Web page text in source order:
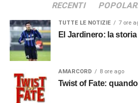
RECENTI
TUTTE LE NOTIZIE 7 ore
El Jardinero: la
AMARCORD 8 ore ago
Twist of Fate: